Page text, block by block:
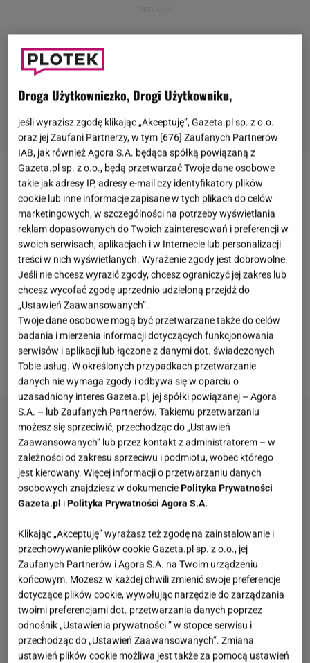
Pogrzebksięcia Filipa, który odbył się 17 kwietnia,
był pretekstem do wielu rozmów w mediach z
"ekspertami odrodziny królewskiej". Jednym z nich
jestksiążę Jan Lubomirski-Lanckoroński, który
gościł w programie "Pytanie na śniadanie". Były mąż
Dominiki Kulczyk, który niedawno ożenił się ze swoją
krewną hrabianką, opowiedział o protokole podczas
pogrzebu mężakrólowej Elżbiety II, a także
pochwalił się pokrewieństwem małżonki z rodziną
zmarłegoksięcia.
Droga Użytkowniczko, Drogi Użytkowniku,
jeśli wyrazisz zgodę klikając „Akceptuję”, Gazeta.pl sp. z o.o.
oraz jej Zaufani Partnerzy, w tym [676] Zaufanych Partnerów
IAB, jak również Agora S.A. będąca spółką powiązaną z
Gazeta.pl sp. z o.o., będą przetwarzać Twoje dane osobowe
takie jak adresy IP, adresy e-mail czy identyfikatory plików
cookie lub inne informacje zapisane w tych plikach do celów
marketingowych, w szczególności na potrzeby wyświetlania
reklam dopasowanych do Twoich zainteresowań i preferencji w
swoich serwisach, aplikacjach i w Internecie lub personalizacji
treści w nich wyświetlanych. Wyrażenie zgody jest dobrowolne.
Jeśli nie chcesz wyrazić zgody, chcesz ograniczyć jej zakres lub
chcesz wycofać zgodę uprzednio udzieloną przejdź do
„Ustawień Zaawansowanych”.
Twoje dane osobowe mogą być przetwarzane także do celów
badania i mierzenia informacji dotyczących funkcjonowania
serwisów i aplikacji lub łączone z danymi dot. świadczonych
Tobie usług. W określonych przypadkach przetwarzanie
danych nie wymaga zgody i odbywa się w oparciu o
uzasadniony interes Gazeta.pl, jej spółki powiązanej – Agora
S.A. – lub Zaufanych Partnerów. Takiemu przetwarzaniu
możesz się sprzeciwić, przechodząc do „Ustawień
Zaawansowanych” lub przez kontakt z administratorem – w
zależności od zakresu sprzeciwu i podmiotu, wobec którego
jest kierowany. Więcej informacji o przetwarzaniu danych
osobowych znajdziesz w dokumenciePolityka Prywatności
Gazeta.pl iPolityka Prywatności Agora S.A.
Klikając „Akceptuję” wyrażasz też zgodę na zainstalowanie i
przechowywanie plików cookie Gazeta.pl sp. z o.o., jej
Zaufanych Partnerów i Agora S.A. na Twoim urządzeniu
końcowym. Możesz w każdej chwili zmienić swoje preferencje
dotyczące plików cookie, wywołując narzędzie do zarządzania
twoimi preferencjami dot. przetwarzania danych poprzez
odnośnik „Ustawienia prywatności ” w stopce serwisu i
przechodząc do „Ustawień Zaawansowanych”. Zmiana
ustawień plików cookie możliwa jest także za pomocą ustawień